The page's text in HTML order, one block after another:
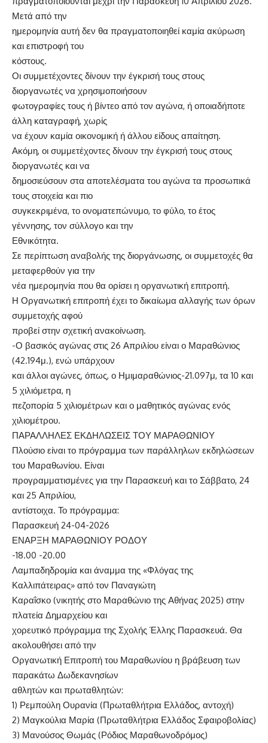
Μετά από την
ημερομηνία αυτή δεν θα πραγματοποιηθεί καμία ακύρωση
και επιστροφή του
κόστους.
Οι συμμετέχοντες δίνουν την έγκρισή τους στους
διοργανωτές να χρησιμοποιήσουν
φωτογραφίες τους ή βίντεο από τον αγώνα, ή οποιαδήποτε
άλλη καταγραφή, χωρίς
να έχουν καμία οικονομική ή άλλου είδους απαίτηση.
Ακόμη, οι συμμετέχοντες δίνουν την έγκρισή τους στους
διοργανωτές και να
δημοσιεύσουν στα αποτελέσματα του αγώνα τα προσωπικά
τους στοιχεία και πιο
συγκεκριμένα, το ονοματεπώνυμο, το φύλο, το έτος
γέννησης, τον σύλλογο και την
Εθνικότητα.
Σε περίπτωση αναβολής της διοργάνωσης, οι συμμετοχές θα
μεταφερθούν για την
νέα ημερομηνία που θα ορίσει η οργανωτική επιτροπή.
Η Οργανωτική επιτροπή έχει το δικαίωμα αλλαγής των όρων
συμμετοχής αφού
προβεί στην σχετική ανακοίνωση.
-Ο βασικός αγώνας στις 26 Απριλίου είναι ο Μαραθώνιος
(42.194μ.), ενώ υπάρχουν
και άλλοι αγώνες, όπως, ο Ημιμαραθώνιος-21.097μ, τα 10 και
5 χιλιόμετρα, η
πεζοπορία 5 χιλιομέτρων και ο μαθητικός αγώνας ενός
χιλιομέτρου.
ΠΑΡΑΛΛΗΛΕΣ ΕΚΔΗΛΩΣΕΙΣ ΤΟΥ ΜΑΡΑΘΩΝΙΟΥ
Πλούσιο είναι το πρόγραμμα των παράλληλων εκδηλώσεων
του Μαραθωνίου. Είναι
προγραμματισμένες για την Παρασκευή και το Σάββατο, 24
και 25 Απριλίου,
αντίστοιχα. Το πρόγραμμα:
Παρασκευή 24-04-2026
ΕΝΑΡΞΗ ΜΑΡΑΘΩΝΙΟΥ ΡΟΔΟΥ
-18.00 -20.00
Λαμπαδηδρομία και άναμμα της «Φλόγας της
Καλλιπάτειρας» από τον Παναγιώτη
Καραΐσκο (νικητής στο Μαραθώνιο της Αθήνας 2025) στην
πλατεία Δημαρχείου και
χορευτικό πρόγραμμα της Σχολής Έλλης Παρασκευά. Θα
ακολουθήσει από την
Οργανωτική Επιτροπή του Μαραθωνίου η βράβευση των
παρακάτω Δωδεκανησίων
αθλητών και πρωταθλητών:
1) Ρεμπούλη Ουρανία (Πρωταθλήτρια Ελλάδος, αντοχή)
2) Μαγκούλια Μαρία (Πρωταθλήτρια Ελλάδος Σφαιροβολίας)
3) Μανούσος Θωμάς (Ρόδιος Μαραθωνοδρόμος)